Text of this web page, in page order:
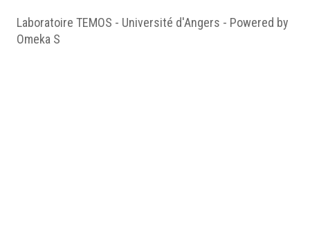
Laboratoire TEMOS - Université d'Angers - Powered by
Omeka S